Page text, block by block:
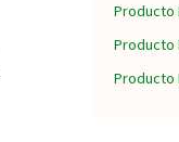
Producto
Producto
Producto